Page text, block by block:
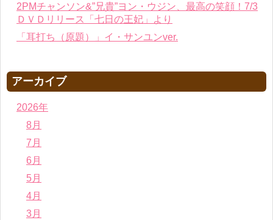
2PMチャンソン&”兄貴”ヨン・ウジン、最高の笑顔！7/3
ＤＶＤリリース「七日の王妃」より
「耳打ち（原題）」イ・サンユンver.
アーカイブ
2026年
8月
7月
6月
5月
4月
3月